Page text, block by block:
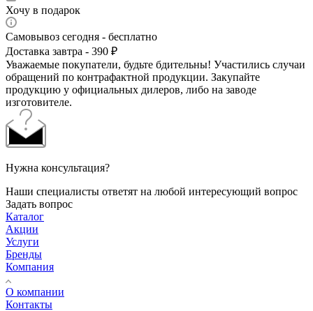
Хочу в подарок
Самовывоз сегодня - бесплатно
Доставка завтра - 390 ₽
Уважаемые покупатели, будьте бдительны! Участились случаи
обращений по контрафактной продукции. Закупайте
продукцию у официальных дилеров, либо на заводе
изготовителе.
Нужна консультация?
Наши специалисты ответят на любой интересующий вопрос
Задать вопрос
Каталог
Акции
Услуги
Бренды
Компания
О компании
Контакты